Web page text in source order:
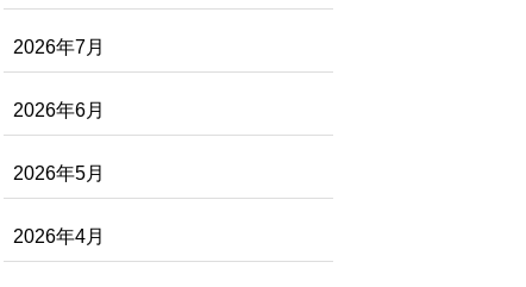
2026年7月
2026年6月
2026年5月
2026年4月